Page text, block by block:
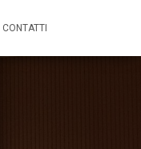
CONTATTI